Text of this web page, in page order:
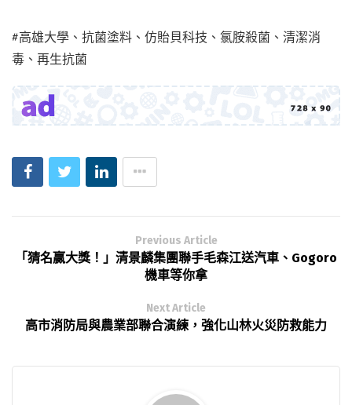
#高雄大學、抗菌塗料、仿貽貝科技、氯胺殺菌、清潔消
毒、再生抗菌
Previous Article
「猜名贏大獎！」清景麟集團聯手毛森江送汽車、Gogoro
機車等你拿
Next Article
高市消防局與農業部聯合演練，強化山林火災防救能力